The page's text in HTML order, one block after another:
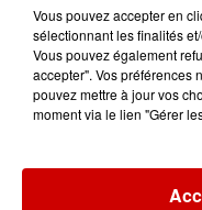
Vous pouvez accepter en
sélectionnant les finalités
Vous pouvez également
accepter". Vos préférences
pouvez mettre à jour vos
moment via le lien "Gérer